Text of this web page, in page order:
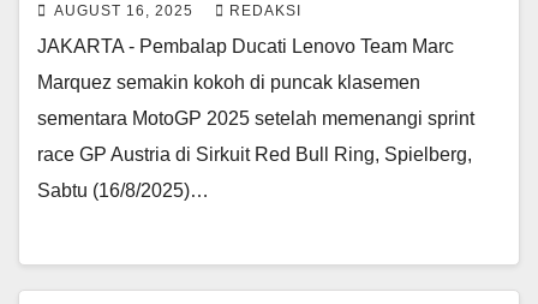
AUGUST 16, 2025 REDAKSI
JAKARTA - Pembalap Ducati Lenovo Team Marc
Marquez semakin kokoh di puncak klasemen
sementara MotoGP 2025 setelah memenangi sprint
race GP Austria di Sirkuit Red Bull Ring, Spielberg,
Sabtu (16/8/2025)…